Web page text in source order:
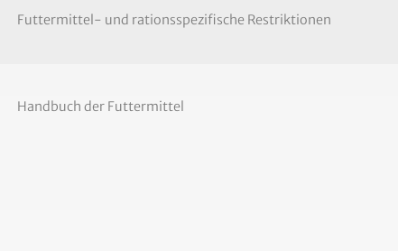
Futtermittel- und rationsspezifische Restriktionen
Handbuch der Futtermittel